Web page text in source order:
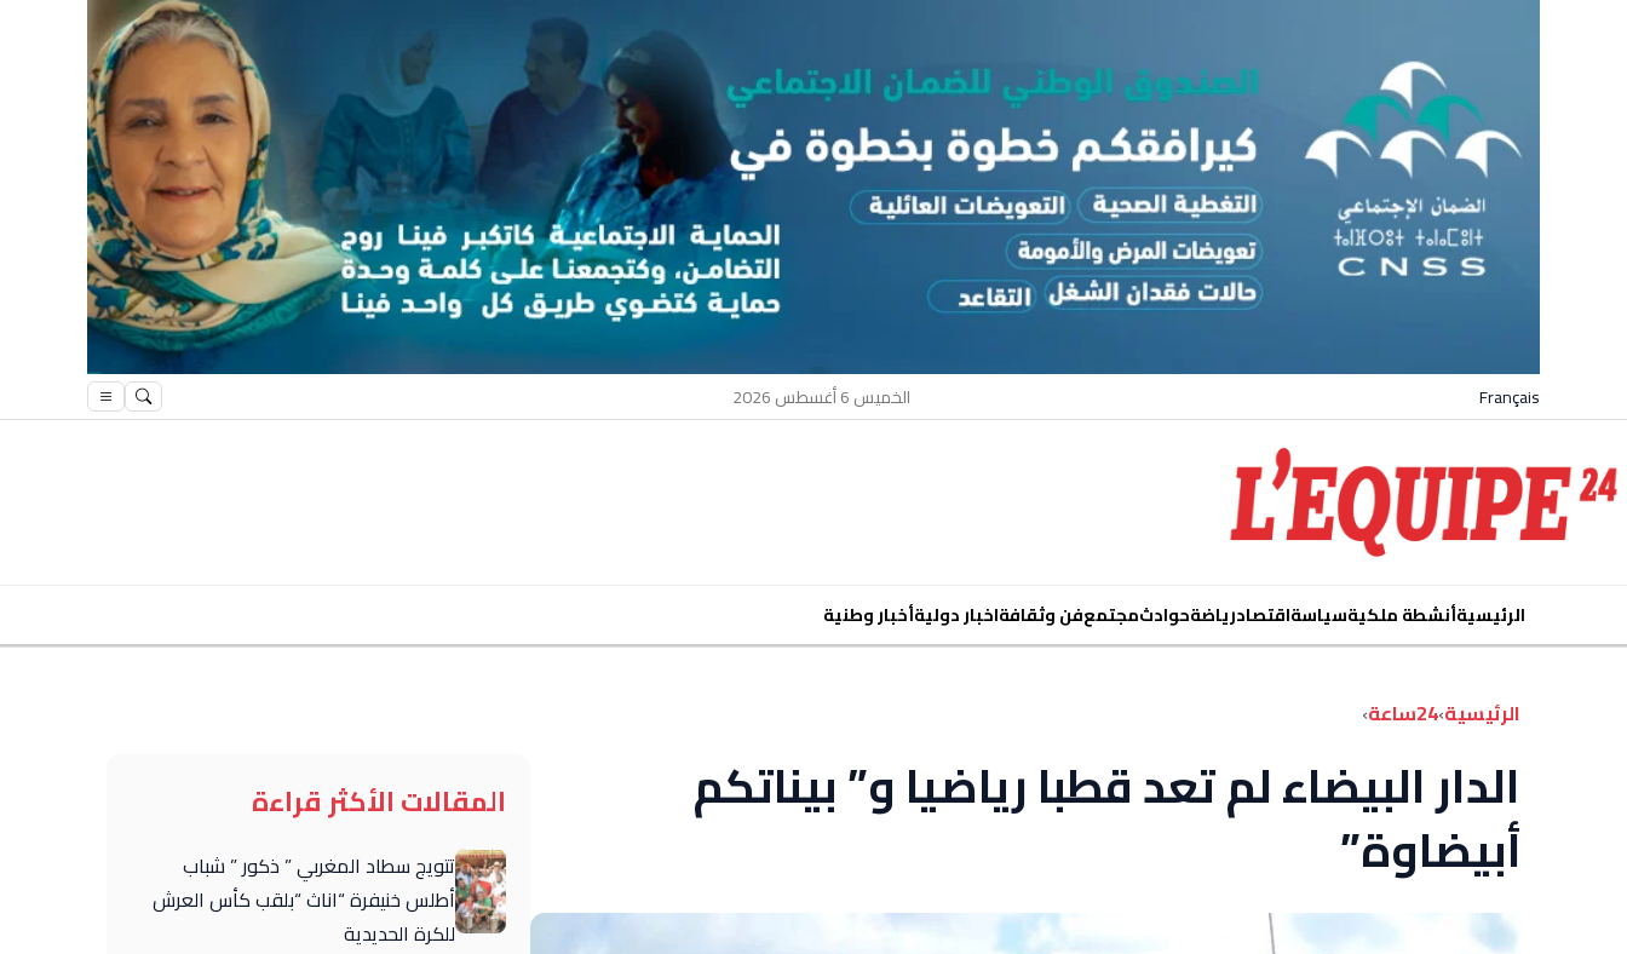
Français الخميس 6 أغسطس 2026
الرئيسيةأنشطة ملكيةسياسةاقتصادرياضةحوادثمجتمعفن وثقافةاخبار دوليةأخبار وطنية
الرئيسية›24ساعة ›
الدار البيضاء لم تعد قطبا رياضيا و” بيناتكم
أبيضاوة”
المقالات الأكثر قراءة
تتويج سطاد المغربي ” ذكور ” شباب
أطلس خنيفرة “اناث “بلقب كأس العرش
للكرة الحديدية